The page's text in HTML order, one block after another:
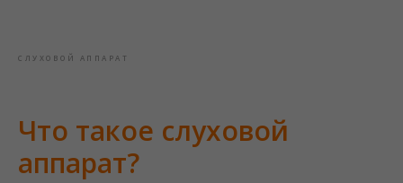
СЛУХОВОЙ АППАРАТ
Что такое слуховой
аппарат?